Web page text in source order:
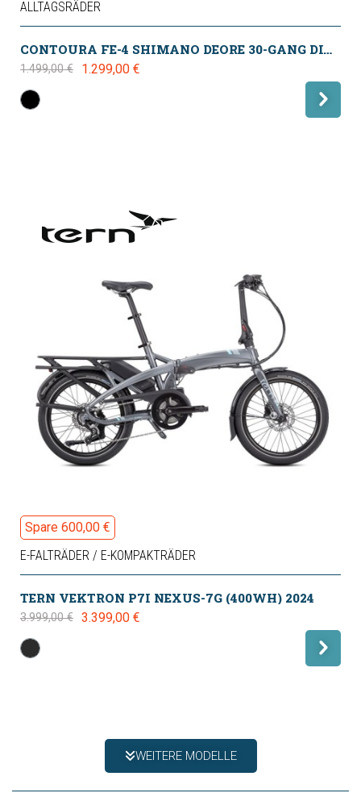
ALLTAGSRÄDER
CONTOURA FE-4 SHIMANO DEORE 30-GANG DIAMANT 2024
1.499,00 € 1.299,00 €
Spare 600,00 €
E-FALTRÄDER / E-KOMPAKTRÄDER
TERN VEKTRON P7I NEXUS-7G (400WH) 2024
3.999,00 € 3.399,00 €
WEITERE MODELLE